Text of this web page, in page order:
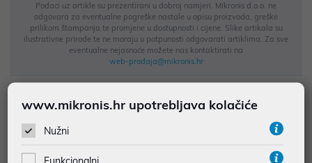
Podaci uz artikle su prezentirani u dobroj namjeri. Mikronis d.o.o. ne
odgovara za eventualne pogreške nastale u opisu proizvoda, greške
prilikom štampanja te promjene u dostupnosti i cijene. Slike artikala su
ilustrativne prirode te ne moraju u potpunosti odgovarati artiklima. Za sve
eventualne nejasnoće možete nas kontaktirati na
web-prodaja@mikronis.hr
www.mikronis.hr upotrebljava kolačiće
Nužni